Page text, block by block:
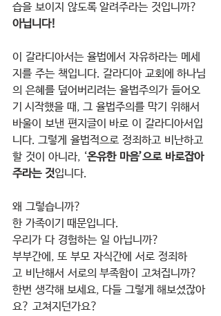
습을 보이지 않도록 알려주라는 것입니까?
아닙니다!
이 갈라디아서는 율법에서 자유하라는 메세
지를 주는 책입니다. 갈라디아 교회에 하나님
의 은혜를 덮어버리려는 율법주의가 들어오
기 시작했을 때, 그 율법주의를 막기 위해서
바울이 보낸 편지글이 바로 이 갈라디아서입
니다. 그렇게 율법적으로 정죄하고 비난하고
할 것이 아니라, ‘온유한 마음’으로 바로잡아
주라는 것입니다.
왜 그렇습니까?
한 가족이기 때문입니다.
우리가 다 경험하는 일 아닙니까?
부부간에, 또 부모 자식간에 서로 정죄하
고 비난해서 서로의 부족함이 고쳐집니까?
한번 생각해 보세요, 다들 그렇게 해보셨잖아
요? 고쳐지던가요?